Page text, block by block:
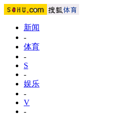
新闻
-
体育
-
S
-
娱乐
-
V
-